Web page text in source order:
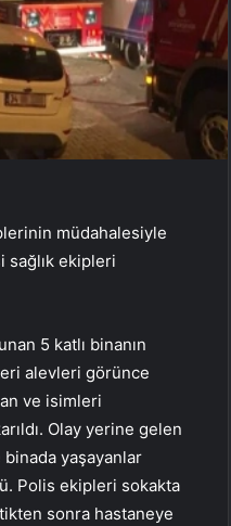
müdahalesiyle
sağlık ekipleri
5 katlı binanın
alevleri görünce
ve isimleri
Olay yerine gelen
yaşayanlar
Polis ekipleri sokakta
sonra hastaneye